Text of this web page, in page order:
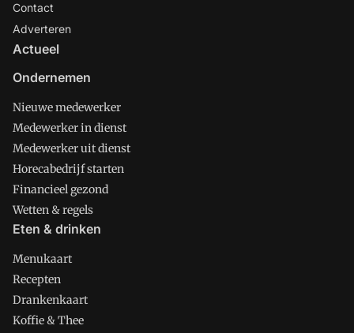
Contact
Adverteren
Actueel
Ondernemen
Nieuwe medewerker
Medewerker in dienst
Medewerker uit dienst
Horecabedrijf starten
Financieel gezond
Wetten & regels
Eten & drinken
Menukaart
Recepten
Drankenkaart
Koffie & Thee